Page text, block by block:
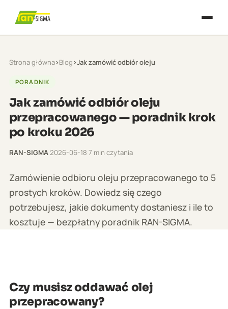
Strona główna›Blog›Jak zamówić odbiór oleju
PORADNIK
Jak zamówić odbiór oleju
przepracowanego — poradnik krok
po kroku 2026
RAN-SIGMA· 2026-06-18 7 min czytania
Zamówienie odbioru oleju przepracowanego to 5
prostych kroków. Dowiedz się czego
potrzebujesz, jakie dokumenty dostaniesz i ile to
kosztuje — bezpłatny poradnik RAN-SIGMA.
Czy musisz oddawać olej
przepracowany?